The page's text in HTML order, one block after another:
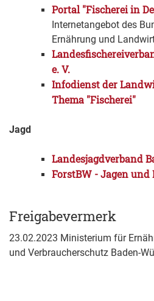
Portal "Fischerei in
Internetangebot des
Ernährung und
e. V.
Infodienst der
Thema "Fischerei"
Jagd
Landesjagdverband
ForstBW - Jagen und
Freigabevermerk
23.02.2023 Ministerium für
und Verbraucherschutz Baden-